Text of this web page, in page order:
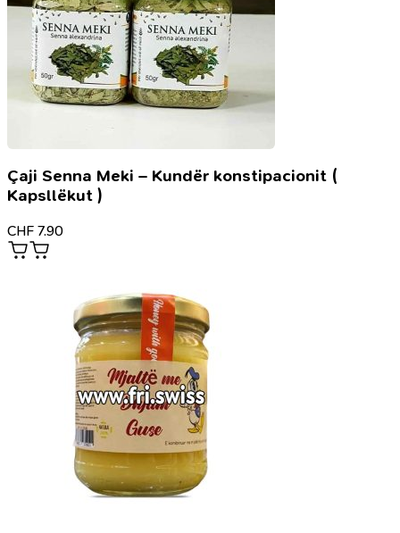
Çaji Senna Meki – Kundër konstipacionit (
Kapsllëkut )
CHF 7.90